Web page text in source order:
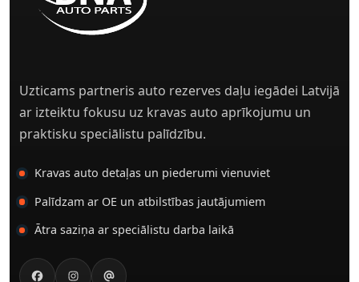
Uzticams partneris auto rezerves daļu iegādei Latvijā
ar izteiktu fokusu uz kravas auto aprīkojumu un
praktisku speciālistu palīdzību.
Kravas auto detaļas un piederumi vienuviet
Palīdzam ar OE un atbilstības jautājumiem
Ātra saziņa ar speciālistu darba laikā